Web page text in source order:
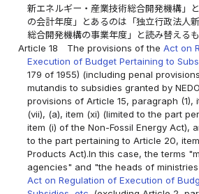
新エネルギー・産業技術総合開発機構」
の会計年度」とあるのは「独立行政法人
総合開発機構の事業年度」と読み替えるも
Article 18
The provisions of theAct on
Execution of Budget Pertaining to
179 of 1955) (including penal
mutandis to subsidies granted by
provisions of Article 15, paragraph (1),
(vii), (a), item (xi) (limited to the part
item (i) of the Non-Fossil Energy Act),
to the part pertaining to Article 20,
Products Act).In this case, the terms
agencies" and "the heads of
Act on Regulation of Execution of